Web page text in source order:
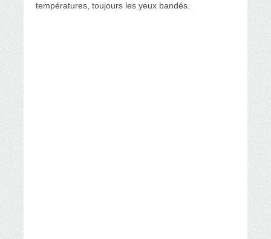
températures, toujours les yeux bandés.